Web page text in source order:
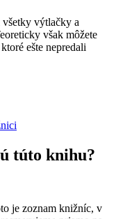
výtlačky a
však môžete
ešte nepredali
túto knihu?
je zoznam knižníc, v